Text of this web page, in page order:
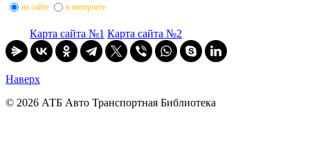
на сайте в интернете
Карта сайта №1 Карта сайта №2
Наверх
© 2026 АТБ Авто Транспортная Библиотека